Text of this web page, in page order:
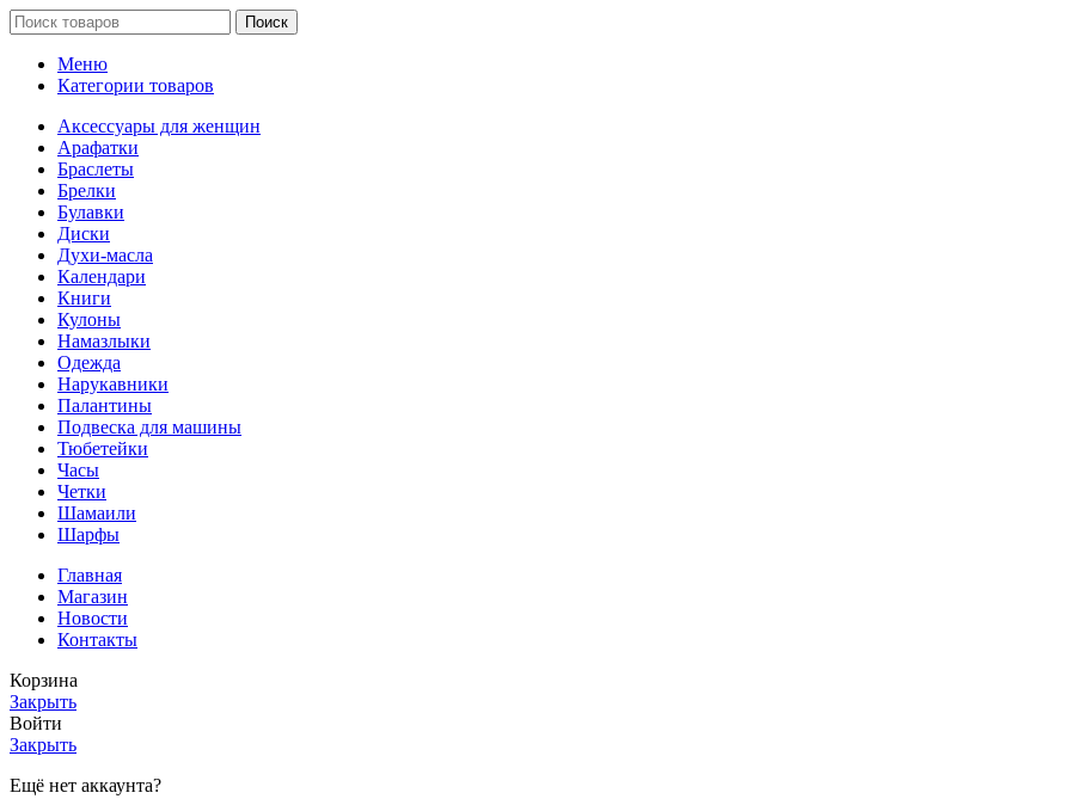
Поиск
Меню
Категории товаров
Аксессуары для женщин
Арафатки
Браслеты
Брелки
Булавки
Диски
Духи-масла
Календари
Книги
Кулоны
Намазлыки
Одежда
Нарукавники
Палантины
Подвеска для машины
Тюбетейки
Часы
Четки
Шамаили
Шарфы
Главная
Магазин
Новости
Контакты
Корзина
Закрыть
Войти
Закрыть
Ещё нет аккаунта?